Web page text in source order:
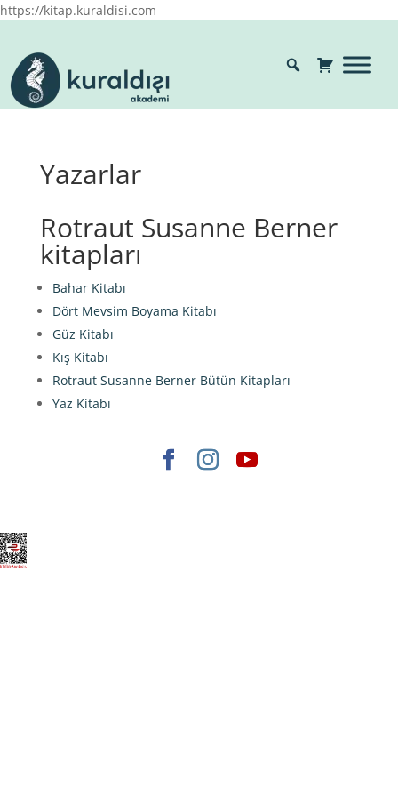
https://kitap.kuraldisi.com
Yazarlar
Rotraut Susanne Berner
kitapları
Bahar Kitabı
Dört Mevsim Boyama Kitabı
Güz Kitabı
Kış Kitabı
Rotraut Susanne Berner Bütün Kitapları
Yaz Kitabı